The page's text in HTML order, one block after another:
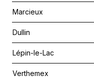
Marcieux
Dullin
Lépin-le-Lac
Verthemex